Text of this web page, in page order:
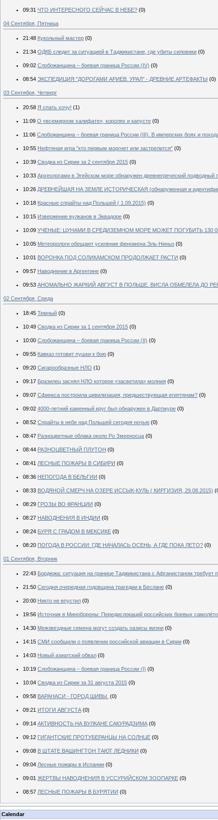
09:31 ЧТО ИНТЕРЕСНОГО СЕЙЧАС В НЕБЕ? (0)
04 Сентября, Пятница
21:48 Кукольный мастер (0)
21:34 ОДКБ следит за ситуацией в Таджикистане, где убиты силовики (0)
09:02 Слобожанщина – боевая граница России (IV) (0)
08:54 ЭКСПЕДИЦИЯ "ДОРОГАМИ АРИЕВ. УРАЛ" - ДРЕВНИЕ АРТЕФАКТЫ (0)
03 Сентября, Четверг
20:58 Я спать хочу! (1)
11:09 О «всемирном халифате», королях и капусте (0)
11:06 Слобожанщина – боевая граница России (III). В имперских боях и
10:55 Нефтяная игра "кто первым моргнет или застрелится" (0)
10:39 Сводка из Сирии за 2 сентября 2015 (0)
10:33 Археологами в Эгейском море обнаружен древнегреческий подводный
10:26 ДРЕВНЕЙШАЯ НА ЗЕМЛЕ ИСТОРИЧЕСКАЯ (обнаруженная и
10:18 Красные спрайты над Польшей ( 1.09.2015) (0)
10:15 Извержение вулканов в Эквадоре (0)
10:09 УЧЕНЫЕ: ЦУНАМИ В СРЕДИЗЕМНОМ МОРЕ МОЖЕТ ПОГУБИТЬ 130
10:05 Метеорологи обещают усиление феномена Эль-Ниньо (0)
10:01 ВОРОНКА ПОД СОЛИКАМСКОМ ПРОДОЛЖАЕТ РАСТИ (0)
09:57 Наводнение в Аргентине (0)
09:53 АНОМАЛЬНО ЖАРКИЙ АВГУСТ В ПОЛЬШЕ. ВИСЛА ОБМЕЛЕЛА ДО
02 Сентября, Среда
18:45 Темный (0)
10:49 Сводка из Сирии за 1 сентября 2015 (0)
10:00 Слобожанщина – боевая граница России (II) (0)
09:55 Кавказ готовит пушки к бою (0)
09:20 Сигарообразные НЛО (1)
09:17 Бразилец заснял НЛО которое «засветила» молния (0)
09:07 Сфинкса построила цивилизация, предшествующая египтянам? (0)
09:02 4000-летний каменный круг был обнаружен в Дартмуре (0)
08:52 Спрайты в небе над Польшей сегодня ночью (0)
08:47 Разноцветные облака около Ро Змееносца (0)
08:44 РАЗНОЦВЕТНЫЙ ПЛУТОН (0)
08:41 ЛЕСНЫЕ ПОЖАРЫ В СИБИРИ (0)
08:36 НЕПОГОДА В БЕЛЬГИИ (0)
08:33 ВОДЯНОЙ СМЕРЧ НА ОЗЕРЕ ИССЫК-КУЛЬ ( КИРГИЗИЯ, 29.08.2015)
08:29 ГРОЗЫ ВО ФРАНЦИИ (0)
08:27 НАВОДНЕНИЯ В ИНДИИ (0)
08:24 БУРЯ С ГРАДОМ В МЕКСИКЕ (0)
08:20 ПОГОДА В РОССИИ: ГДЕ НАЧАЛАСЬ ОСЕНЬ, А ГДЕ ПОКА ЛЕТО? (0)
01 Сентября, Вторник
22:43 Бордюжа: ситуация на границе Таджикистана с Афганистаном
21:50 Сегодня очередная годовщина трагедии в Беслане (0)
20:00 Никто не впустил (0)
19:56 Источник в Минобороны: Передислокаций российских боевых
14:30 Межзвездные семена могут создать оазисы жизни (0)
14:15 СМИ сообщили о появлении российской авиации в Сирии (0)
14:03 Новый азиатский обвал (0)
10:19 Слобожанщина – боевая граница России (I) (0)
10:04 Сводка из Сирии за 31 августа 2015 (0)
09:58 ВАРАНАСИ - ГОРОД ШИВЫ. (0)
09:21 ИТОГИ АВГУСТА (0)
09:14 АКТИВНОСТЬ НА ВУЛКАНЕ САКУРАДЗИМА (0)
09:12 ГИГАНТСКИЕ ПРОТУБЕРАНЦЫ НА СОЛНЦЕ (0)
09:08 В ШТАТЕ ВАШИНГТОН ТАЮТ ЛЕДНИКИ (0)
09:04 Лесные пожары в Испании (0)
09:01 ЖЕРТВЫ НАВОДНЕНИЯ В УССУРИЙСКОМ ЗООПАРКЕ (0)
08:57 ЛЕСНЫЕ ПОЖАРЫ В БУРЯТИИ (0)
Calendar